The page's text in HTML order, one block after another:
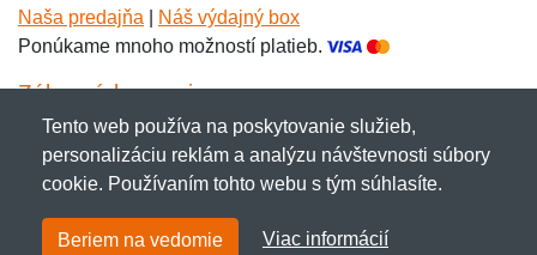
E-mail:
Správa*
Správa*
Naša predajňa
Náš výdajný box
Ponúkame mnoho možností platieb.
Zákaznícky servis
Novinky emailom
Copyright © 2007-2026 (19 rokov s vami)Netnakup.sk
Tento web používa na poskytovanie služieb,
personalizáciu reklám a analýzu návštevnosti súbory
cookie. Používaním tohto webu s tým súhlasíte.
Beriem na vedomie Viac informácií